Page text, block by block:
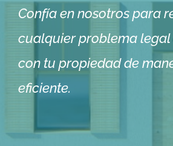
Confía en nosotros para
cualquier problema
con tu propiedad de
eficiente.